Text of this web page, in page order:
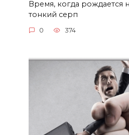
Время, когда рождается
тонкий серп
0 374